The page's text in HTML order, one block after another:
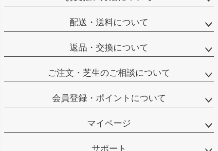
配送・送料について
返品・交換について
ご注文・芝生のご相談について
会員登録・ポイントについて
マイページ
サポート